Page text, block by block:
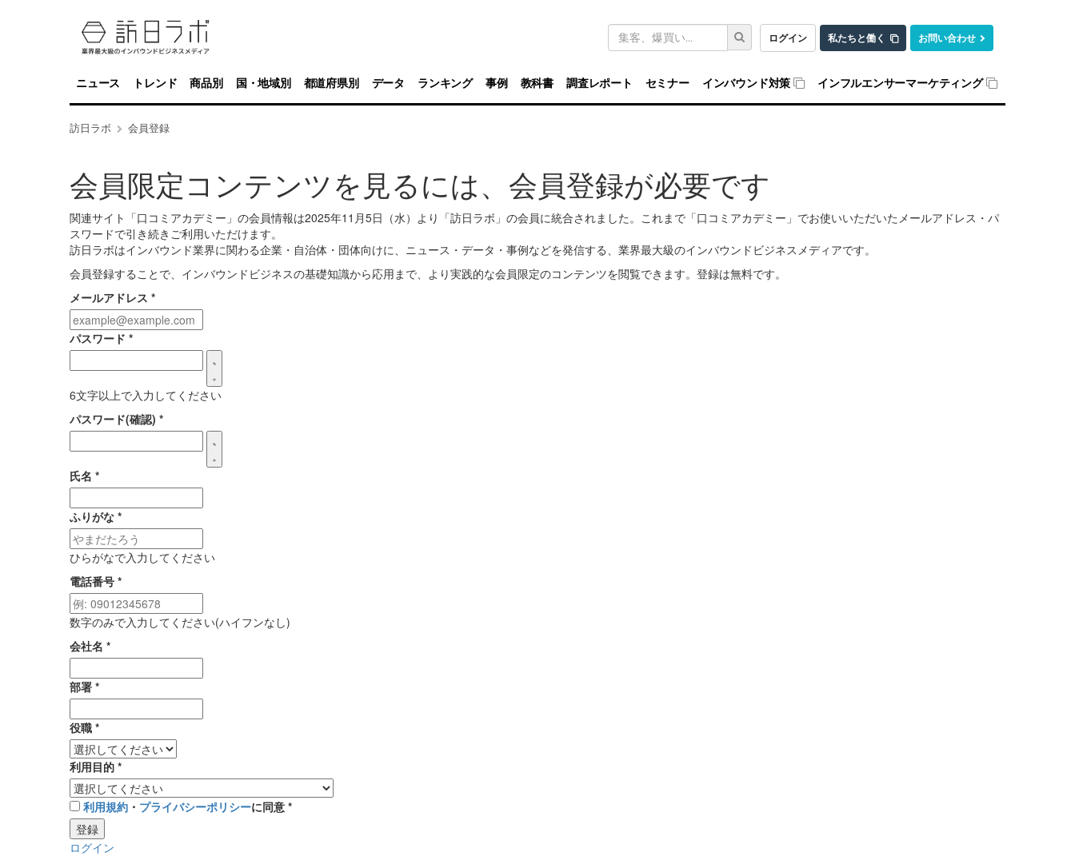
ログイン 私たちと働く お問い合わせ
キ
ワ
ド
検
索
ニュース トレンド 商品別 国・地域別 都道府県別 データ ランキング 事例 教科書 調査レポート セミナー インバウンド対策 インフルエンサーマーケティング
訪日ラボ 会員登録
会員限定コンテンツを見るには、会員登録が必要です
関連サイト「口コミアカデミー」の会員情報は2025年11月5日（水）より「訪日ラボ」の会員に統合されました。これまで「口コミアカデミー」でお使いいただいたメールアドレス・パ
スワードで引き続きご利用いただけます。
訪日ラボはインバウンド業界に関わる企業・自治体・団体向けに、ニュース・データ・事例などを発信する、業界最大級のインバウンドビジネスメディアです。
会員登録することで、インバウンドビジネスの基礎知識から応用まで、より実践的な会員限定のコンテンツを閲覧できます。登録は無料です。
メールアドレス *
パスワード *
6文字以上で入力してください
パスワード(確認) *
氏名 *
ふりがな *
ひらがなで入力してください
電話番号 *
数字のみで入力してください(ハイフンなし)
会社名 *
部署 *
役職 *
利用目的 *
利用規約 ・ プライバシーポリシーに同意 *
登録
ログイン